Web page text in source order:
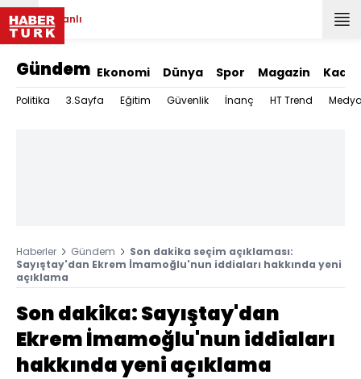
Canlı
Gündem Ekonomi Dünya Spor Magazin Kadın
Politika 3.Sayfa Eğitim Güvenlik İnanç HT Trend
Haberler Gündem
Son dakika seçim açıklaması:
Sayıştay'dan Ekrem İmamoğlu'nun iddiaları hakkında yeni
açıklama
Son dakika: Sayıştay'dan
Ekrem İmamoğlu'nun iddiaları
hakkında yeni açıklama